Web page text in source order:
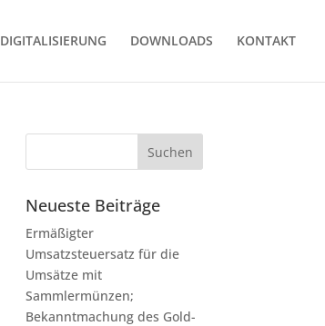
DIGITALISIERUNG DOWNLOADS KONTAKT
Neueste Beiträge
Ermäßigter
Umsatzsteuersatz für die
Umsätze mit
Sammlermünzen;
Bekanntmachung des Gold-